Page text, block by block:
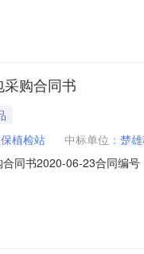
行业：农业合同金额：
购合同书
植检站 中标单位： 楚
同书2020-06-23合同编
行业：农业合同金额：